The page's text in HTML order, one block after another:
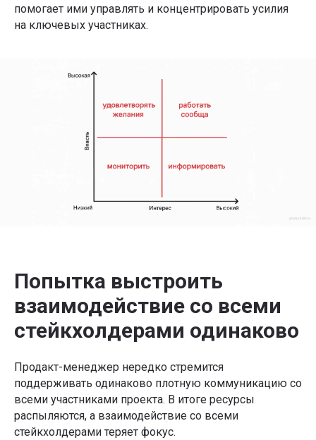
помогает ими управлять и концентрировать усилия
на ключевых участниках.
Попытка выстроить
взаимодействие со всеми
стейкхолдерами одинаково
Продакт-менеджер нередко стремится
поддерживать одинаково плотную коммуникацию со
всеми участниками проекта. В итоге ресурсы
распыляются, а взаимодействие со всеми
стейкхолдерами теряет фокус.
Обучение по методологии Product Focus,
которую уже применяют в:
Согласие на обработку перс.данныхна условиях
Политики конфиденциальности
Согласие на получение информационно-
рекламных рассылок
Подобрать обучение